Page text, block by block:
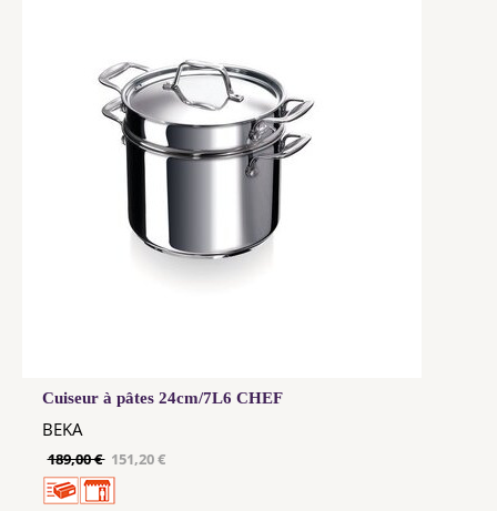
Cuiseur à pâtes 24cm/7L6 CHEF
BEKA
189,00 € 151,20 €